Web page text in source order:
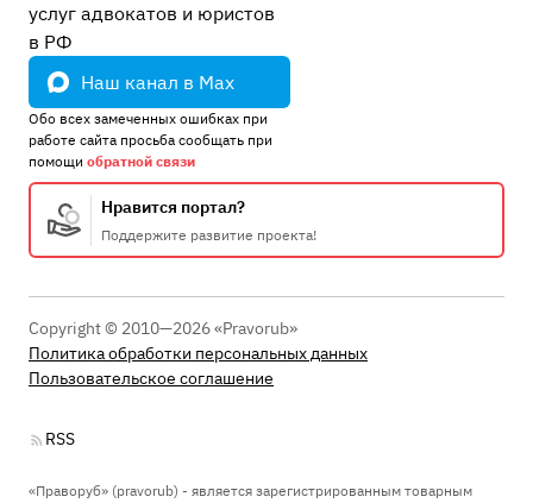
услуг адвокатов и юристов
в РФ
Наш канал в Max
Обо всех замеченных ошибках при
работе сайта просьба сообщать при
помощи обратной связи
Нравится портал?
Поддержите развитие проекта!
Copyright © 2010—2026 «Pravorub»
Политика обработки персональных данных
Пользовательское соглашение
RSS
«Праворуб» (pravorub) - является зарегистрированным товарным